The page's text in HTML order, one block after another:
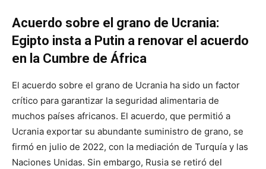
Acuerdo sobre el grano de Ucrania:
Egipto insta a Putin a renovar el acuerdo
en la Cumbre de África
El acuerdo sobre el grano de Ucrania ha sido un factor
crítico para garantizar la seguridad alimentaria de
muchos países africanos. El acuerdo, que permitió a
Ucrania exportar su abundante suministro de grano, se
firmó en julio de 2022, con la mediación de Turquía y las
Naciones Unidas. Sin embargo, Rusia se retiró del